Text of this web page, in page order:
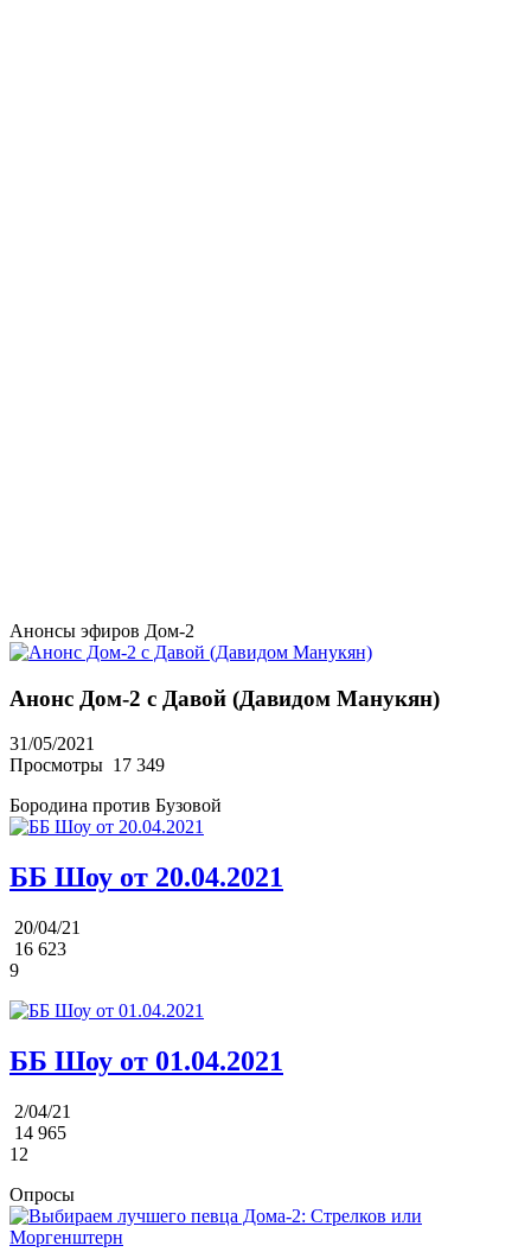
Анонсы эфиров Дом-2
Анонс Дом-2 с Давой (Давидом Манукян)
31/05/2021
Просмотры 17 349
Бородина против Бузовой
ББ Шоу от 20.04.2021
20/04/21
16 623
9
ББ Шоу от 01.04.2021
2/04/21
14 965
12
Опросы